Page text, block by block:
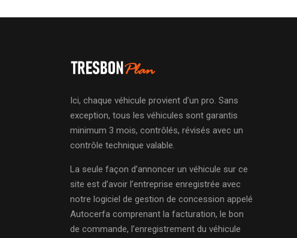
Ici, chaque véhicule provient d’un pro. Sans
exception, tous les véhicules sont garantis
minimum 3 mois, contrôlés, révisés avec un
contrôle technique valable.
La seule façon d’annoncer un véhicule sur ce
site est d’avoir l’entreprise enregistrée avec
notre logiciel de gestion de concession appelé
Autocerfa comprenant la facturation, le bon
de commande, l’enregistrement du véhicule